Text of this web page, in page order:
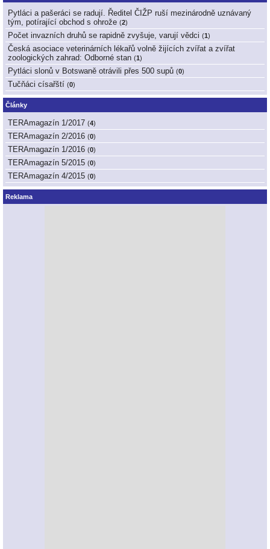
Pytláci a pašeráci se radují. Ředitel ČIŽP ruší mezinárodně uznávaný
tým, potírající obchod s ohrože (2)
Počet invazních druhů se rapidně zvyšuje, varují vědci (1)
Česká asociace veterinárních lékařů volně žijících zvířat a zvířat
zoologických zahrad: Odborné stan (1)
Pytláci slonů v Botswaně otrávili přes 500 supů (0)
Tučňáci císařští (0)
Články
TERAmagazín 1/2017 (4)
TERAmagazín 2/2016 (0)
TERAmagazín 1/2016 (0)
TERAmagazín 5/2015 (0)
TERAmagazín 4/2015 (0)
Reklama